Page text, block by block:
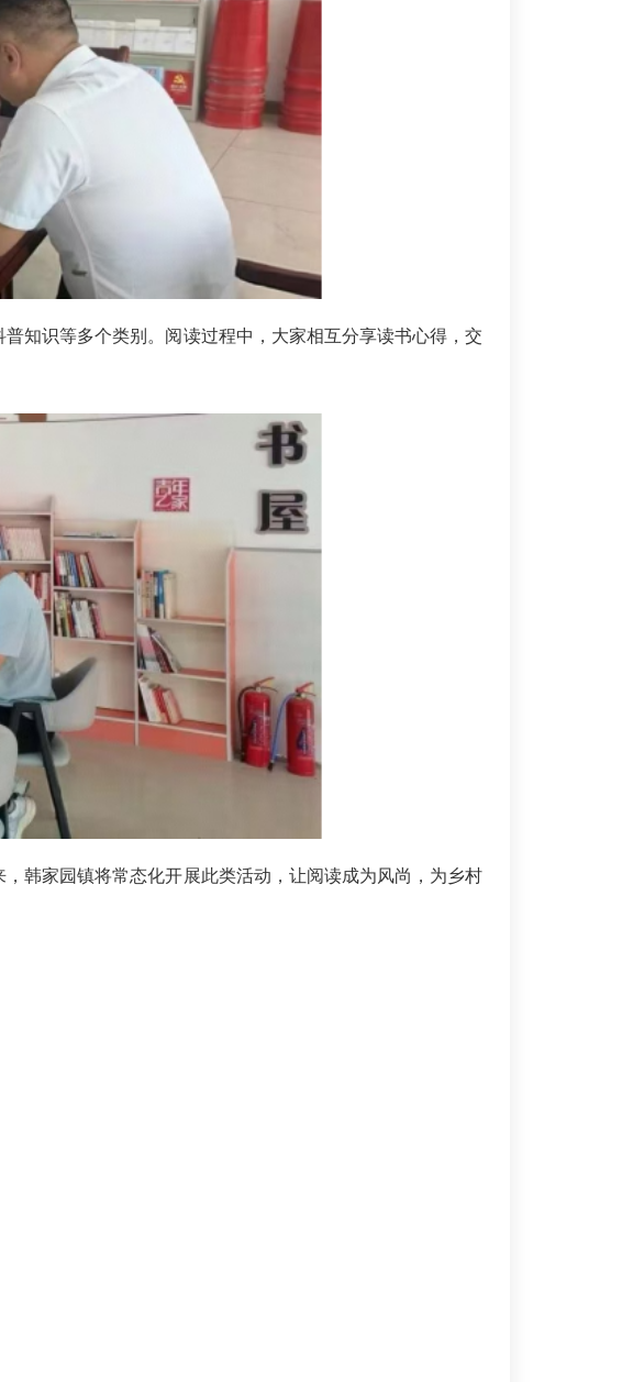
知识等多个类别。阅读过程中，大家相互分享读书心得，交
韩家园镇将常态化开展此类活动，让阅读成为风尚，为乡村